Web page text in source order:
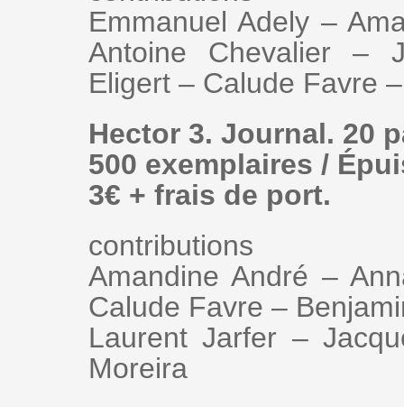
Emmanuel Adely –
Antoine Chevalier –
Eligert – Calude Favre
Hector 3. Journal. 20
500 exemplaires /
3€ + frais de port.
contributions
Amandine André –
Calude Favre –
Laurent Jarfer –
Moreira